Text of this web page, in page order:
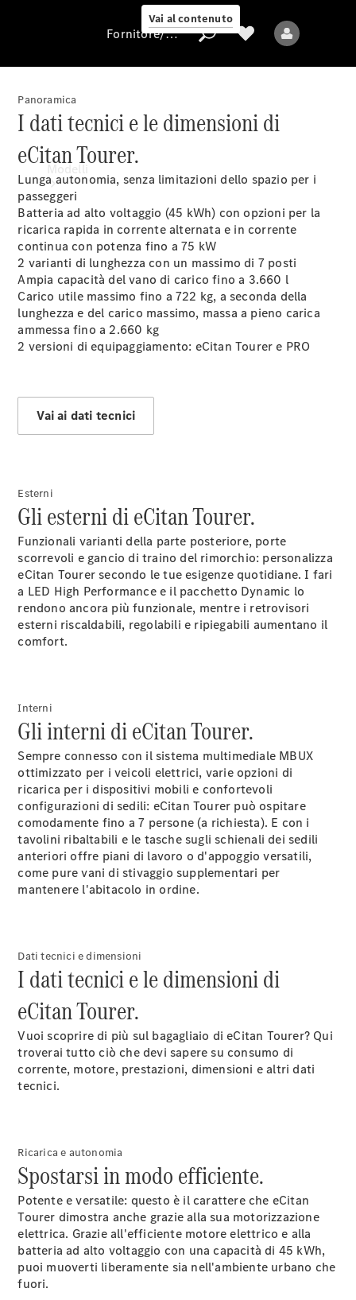
Vai al contenuto
Fornitore/protezione
dati
Modelli
Tutti i modelli
Modelli elettrici
Tutti gli
Sprinter
Furgone
Sprinter
Tourer
Sprinter
Autotelaio
Sprinter
Cabina
Configuratore
Mercedes-
Benz Store.
Vito
Vito Mixto
Vito Tourer
Configuratore
Mercedes-
Benz Store.
Marco Polo
Tutte le
monovolume
Classe V
Marco Polo
Horizon
Classe V
Fornitore/protezione dati
Panoramica
I dati tecnici e le dimensioni di
eCitan Tourer.
Lunga autonomia, senza limitazioni dello spazio per i
passeggeri
Batteria ad alto voltaggio (45 kWh) con opzioni per la
ricarica rapida in corrente alternata e in corrente
continua con potenza fino a 75 kW
2 varianti di lunghezza con un massimo di 7 posti
Ampia capacità del vano di carico fino a 3.660 l
Carico utile massimo fino a 722 kg, a seconda della
lunghezza e del carico massimo, massa a pieno carica
ammessa fino a 2.660 kg
2 versioni di equipaggiamento: eCitan Tourer e PRO
Vai ai dati tecnici
Esterni
Gli esterni di eCitan Tourer.
Funzionali varianti della parte posteriore, porte
scorrevoli e gancio di traino del rimorchio: personalizza
eCitan Tourer secondo le tue esigenze quotidiane. I fari
a LED High Performancee il pacchetto Dynamic lo
rendono ancora più funzionale, mentre i retrovisori
esterni riscaldabili, regolabili e ripiegabili aumentano il
comfort.
Interni
Gli interni di eCitan Tourer.
Sempre connesso con il sistema multimediale MBUX
ottimizzato per i veicoli elettrici, varie opzioni di
ricarica per i dispositivi mobili e confortevoli
configurazioni di sedili: eCitan Tourer può ospitare
comodamente fino a 7 persone (a richiesta). E con i
tavolini ribaltabili e le tasche sugli schienali dei sedili
anteriori offre piani di lavoro o d'appoggio versatili,
come pure vani di stivaggio supplementari per
mantenere l'abitacolo in ordine.
Dati tecnici e dimensioni
I dati tecnici e le dimensioni di
eCitan Tourer.
Vuoi scoprire di più sul bagagliaio di eCitan Tourer? Qui
troverai tutto ciò che devi sapere su consumo di
corrente, motore, prestazioni, dimensioni e altri dati
tecnici.
Ricarica e autonomia
Spostarsi in modo efficiente.
Potente e versatile: questo è il carattere che eCitan
Tourer dimostra anche grazie alla sua motorizzazione
elettrica. Grazie all'efficiente motore elettrico e alla
batteria ad alto voltaggio con una capacità di 45 kWh,
puoi muoverti liberamente sia nell'ambiente urbano che
fuori.